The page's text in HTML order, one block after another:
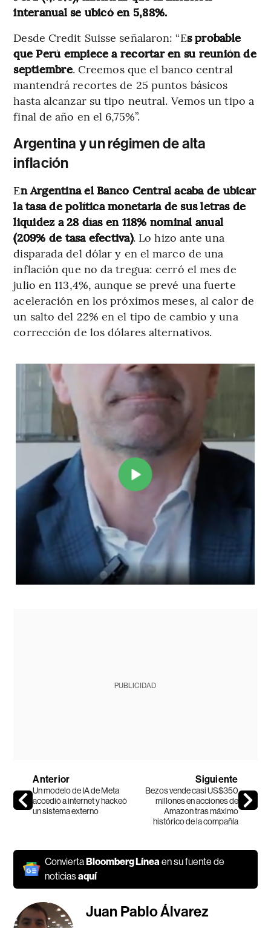
interanual se ubicó en 5,88%.
Desde Credit Suisse señalaron: “Es probable
que Perú empiece a recortar en su reunión de
septiembre. Creemos que el banco central
mantendrá recortes de 25 puntos básicos
hasta alcanzar su tipo neutral. Vemos un tipo a
final de año en el 6,75%”.
Argentina y un régimen de alta
inflación
En Argentina el Banco Central acaba de ubicar
la tasa de política monetaria de sus letras de
liquidez a 28 días en 118% nominal anual
(209% de tasa efectiva). Lo hizo ante una
disparada del dólar y en el marco de una
inflación que no da tregua: cerró el mes de
julio en 113,4%, aunque se prevé una fuerte
aceleración en los próximos meses, al calor de
un salto del 22% en el tipo de cambio y una
corrección de los dólares alternativos.
PUBLICIDAD
Anterior
Un modelo de IA de Meta
accedió a internet y hackeó
un sistema externo
Siguiente
Bezos vende casi US$350
millones en acciones de
Amazon tras máximo
histórico de la compañía
ConviertaBloomberg Línea en su fuente de
noticiasaquí
Juan Pablo Álvarez